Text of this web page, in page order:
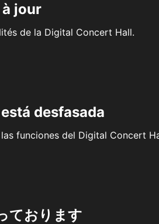
à jour
de la Digital Concert Hall.
desfasada
funciones del Digital Concert
ております